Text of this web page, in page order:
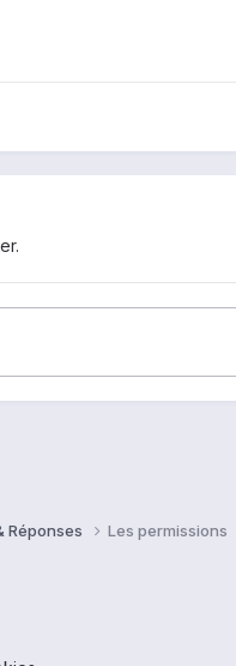
Réponses Les permissions